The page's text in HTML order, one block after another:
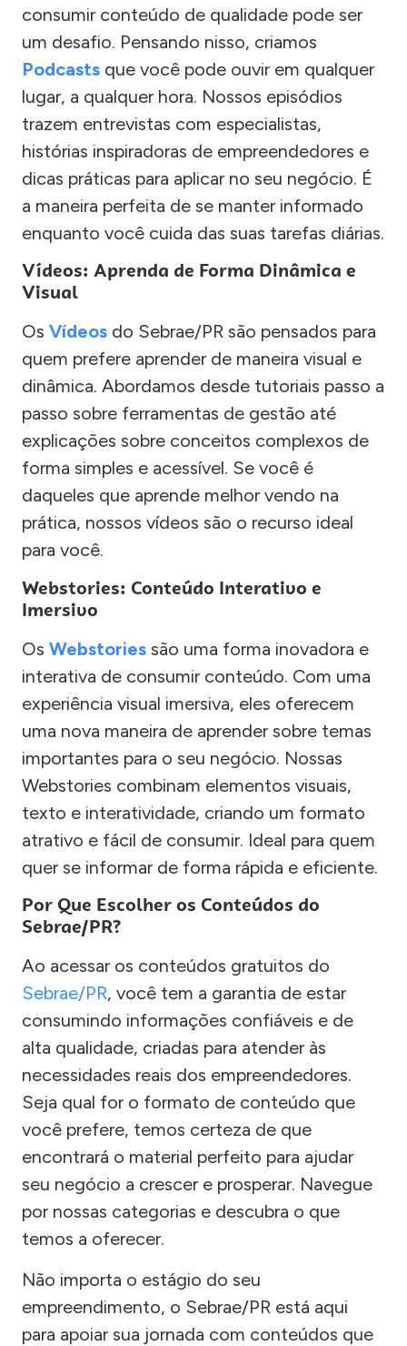
consumir conteúdo de qualidade pode ser
um desafio. Pensando nisso, criamos
Podcasts que você pode ouvir em qualquer
lugar, a qualquer hora. Nossos episódios
trazem entrevistas com especialistas,
histórias inspiradoras de empreendedores e
dicas práticas para aplicar no seu negócio. É
a maneira perfeita de se manter informado
enquanto você cuida das suas tarefas diárias.
Vídeos: Aprenda de Forma Dinâmica e
Visual
Os Vídeos do Sebrae/PR são pensados para
quem prefere aprender de maneira visual e
dinâmica. Abordamos desde tutoriais passo a
passo sobre ferramentas de gestão até
explicações sobre conceitos complexos de
forma simples e acessível. Se você é
daqueles que aprende melhor vendo na
prática, nossos vídeos são o recurso ideal
para você.
Webstories: Conteúdo Interativo e
Imersivo
Os Webstories são uma forma inovadora e
interativa de consumir conteúdo. Com uma
experiência visual imersiva, eles oferecem
uma nova maneira de aprender sobre temas
importantes para o seu negócio. Nossas
Webstories combinam elementos visuais,
texto e interatividade, criando um formato
atrativo e fácil de consumir. Ideal para quem
quer se informar de forma rápida e eficiente.
Por Que Escolher os Conteúdos do
Sebrae/PR?
Ao acessar os conteúdos gratuitos do
Sebrae/PR, você tem a garantia de estar
consumindo informações confiáveis e de
alta qualidade, criadas para atender às
necessidades reais dos empreendedores.
Seja qual for o formato de conteúdo que
você prefere, temos certeza de que
encontrará o material perfeito para ajudar
seu negócio a crescer e prosperar. Navegue
por nossas categorias e descubra o que
temos a oferecer.
Não importa o estágio do seu
empreendimento, o Sebrae/PR está aqui
para apoiar sua jornada com conteúdos que